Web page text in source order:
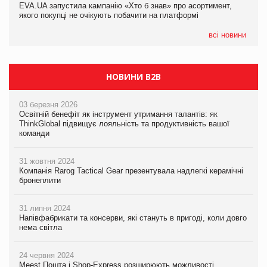
EVA.UA запустила кампанію «Хто б знав» про асортимент,
якого покупці не очікують побачити на платформі
всі новини
05.08.2026
Мережа супермаркетів VARUS купує мережу магазинів
НОВИНИ B2B
03 березня 2026
Освітній бенефіт як інструмент утримання талантів: як
ThinkGlobal підвищує лояльність та продуктивність вашої
команди
31 жовтня 2024
Компанія Rarog Tactical Gear презентувала надлегкі керамічні
бронеплити
31 липня 2024
Напівфабрикати та консерви, які стануть в пригоді, коли довго
нема світла
24 червня 2024
Meest Пошта і Shop-Express розширюють можливості